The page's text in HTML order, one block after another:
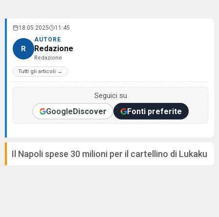
18.05.2025 11:45
R
AUTORE
Redazione
Redazione
Tutti gli articoli →
Seguici su
GoogleDiscover Fonti preferite
Il Napoli spese 30 milioni per il cartellino di Lukaku